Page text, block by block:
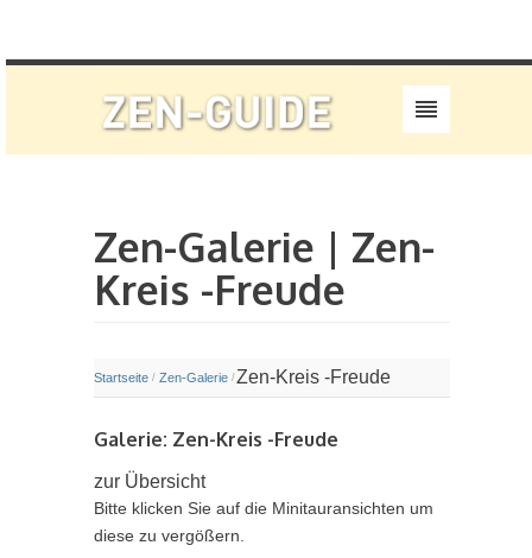
Zen-Galerie | Zen-
Kreis -Freude
Startseite / Zen-Galerie /Zen-Kreis -Freude
Galerie: Zen-Kreis -Freude
zur Übersicht
Bitte klicken Sie auf die Minitauransichten um
diese zu vergößern.